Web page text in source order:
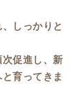
しっかりと
促進し、新
育ってきま